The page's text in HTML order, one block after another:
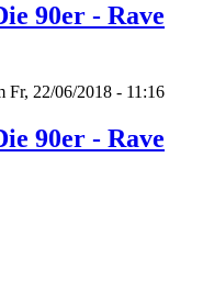
90er - Rave
Fr, 22/06/2018 - 11:16
90er - Rave